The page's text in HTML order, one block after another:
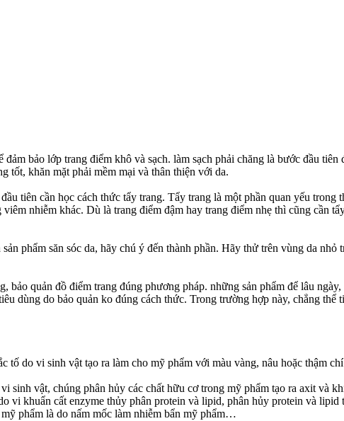
bảo lớp trang điểm khô và sạch. làm sạch phải chăng là bước đầu
tốt, khăn mặt phải mềm mại và thân thiện với da.
tiên cần học cách thức tẩy trang. Tẩy trang là một phần quan yếu
nhiễm khác. Dù là trang điểm đậm hay trang điểm nhẹ thì cũng cần
phẩm săn sóc da, hãy chú ý đến thành phần. Hãy thử trên vùng da
bảo quản đồ điểm trang đúng phương pháp. những sản phẩm để lâu
dùng do bảo quản ko đúng cách thức. Trong trường hợp này, chẳng
tố do vi sinh vật tạo ra làm cho mỹ phẩm với màu vàng, nâu hoặc thậm
sinh vật, chúng phân hủy các chất hữu cơ trong mỹ phẩm tạo ra axit và
vi khuẩn cất enzyme thủy phân protein và lipid, phân hủy protein và
phẩm là do nấm mốc làm nhiễm bẩn mỹ phẩm…